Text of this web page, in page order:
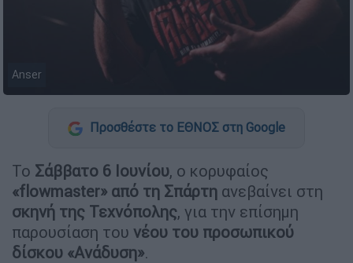
Anser
Προσθέστε το ΕΘΝΟΣ στη Google
Το Σάββατο 6 Ιουνίου, ο κορυφαίος
«flowmaster» από τη Σπάρτη ανεβαίνει στη
σκηνή της Τεχνόπολης, για την επίσημη
παρουσίαση του νέου του προσωπικού
δίσκου «Ανάδυση».